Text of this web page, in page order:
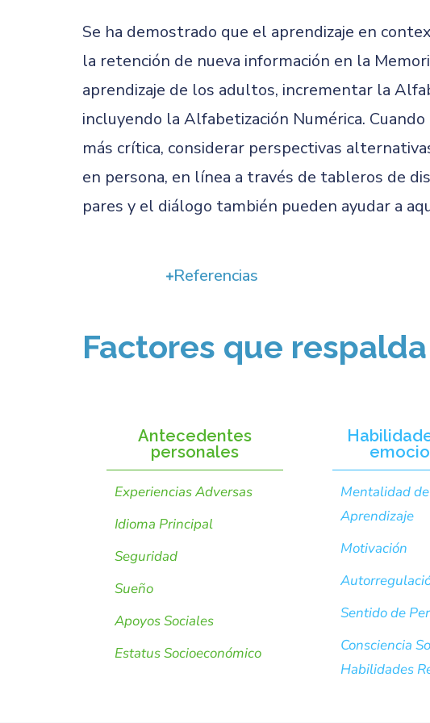
Se ha demostrado que el aprendizaje en
la retención de nueva información en la
aprendizaje de los adultos, incrementar la
incluyendo la Alfabetización Numérica.
más crítica, considerar perspectivas
en persona, en línea a través de tableros de
pares y el diálogo también pueden ayudar a
Referencias
Factores que respalda
Antecedentes
personales
Experiencias Adversas
Idioma Principal
Seguridad
Sueño
Apoyos Sociales
Estatus Socioeconómico
Mentalidad de
Aprendizaje
Motivación
Sentido de
Consciencia
Habilidades